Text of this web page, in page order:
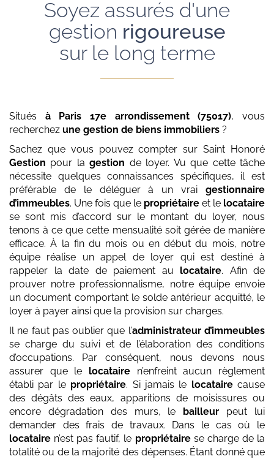
Soyez assurés d'une
gestion rigoureuse
sur le long terme
Situés à Paris 17e arrondissement (75017), vous
recherchez une gestion de biens immobiliers ?
Sachez que vous pouvez compter sur Saint Honoré
Gestion pour lagestion de loyer. Vu que cette tâche
nécessite quelques connaissances spécifiques, il est
préférable de le déléguer à un vrai gestionnaire
d’immeubles. Une fois que le propriétaire et le locataire
se sont mis d’accord sur le montant du loyer, nous
tenons à ce que cette mensualité soit gérée de manière
efficace. À la fin du mois ou en début du mois, notre
équipe réalise un appel de loyer qui est destiné à
rappeler la date de paiement au locataire. Afin de
prouver notre professionnalisme, notre équipe envoie
un document comportant le solde antérieur acquitté, le
loyer à payer ainsi que la provision sur charges.
Il ne faut pas oublier que l’administrateur d’immeubles
se charge du suivi et de l’élaboration des conditions
d’occupations. Par conséquent, nous devons nous
assurer que le locataire n’enfreint aucun règlement
établi par le propriétaire. Si jamais le locatairecause
des dégâts des eaux, apparitions de moisissures ou
encore dégradation des murs, le bailleur peut lui
demander des frais de travaux. Dans le cas où le
locataire n’est pas fautif, le propriétairese charge de la
totalité ou de la majorité des dépenses. Étant donné que